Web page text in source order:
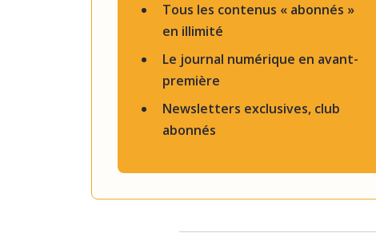
Tous les contenus « abonnés »
en illimité
Le journal numérique en avant-
première
Newsletters exclusives, club
abonnés